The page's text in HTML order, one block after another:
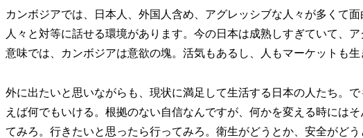
カンボジアでは、日本人、外国人含め、アグレッシブな人々が多くて
人々と対等に話せる環境があります。今の日本は成熟しすぎていて、
意味では、カンボジアは意欲の塊。活気もあるし、人もマーケットも生
外に出たいと思いながらも、現状に満足して生活する日本の人たち。
えば何でもいける。根拠のない自信なんですが、何かを変える時には
てみろ。行きたいと思ったら行ってみろ。衛生がどうとか、安全がど